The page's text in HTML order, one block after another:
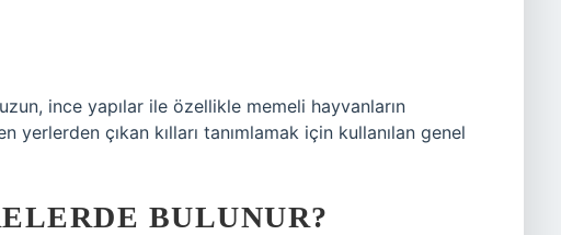
ince yapılar ile özellikle memeli hayvanların
yerlerden çıkan kılları tanımlamak için kullanılan genel
BULUNUR?